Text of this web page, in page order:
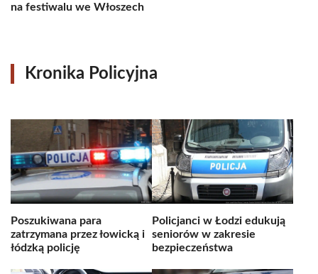
na festiwalu we Włoszech
Kronika Policyjna
Poszukiwana para
zatrzymana przez łowicką i
łódzką policję
Policjanci w Łodzi edukują
seniorów w zakresie
bezpieczeństwa